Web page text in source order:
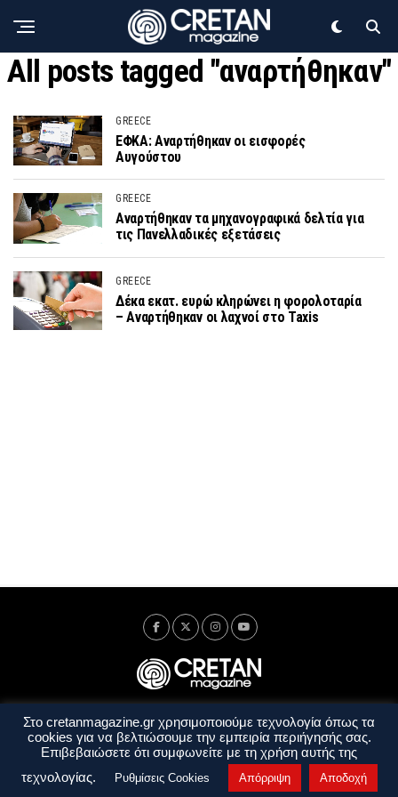
All posts tagged "αναρτήθηκαν"
GREECE
ΕΦΚΑ: Αναρτήθηκαν οι εισφορές
Αυγούστου
GREECE
Αναρτήθηκαν τα μηχανογραφικά δελτία για
τις Πανελλαδικές εξετάσεις
GREECE
Δέκα εκατ. ευρώ κληρώνει η φορολοταρία
– Αναρτήθηκαν οι λαχνοί στο Taxis
Ταυτότητα Πολιτική Απορρήτου
Όροι Χρήσης
Όροι και Προϋποθέσεις
Στο cretanmagazine.gr χρησιμοποιούμε τεχνολογία όπως τα
cookies για να βελτιώσουμε την εμπειρία περιήγησής σας.
Επιβεβαιώσετε ότι συμφωνείτε με τη χρήση αυτής της
τεχνολογίας.
Ρυθμίσεις Cookies Απόρριψη Αποδοχή